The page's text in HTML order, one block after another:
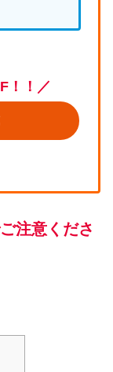
！！／
注意くださ